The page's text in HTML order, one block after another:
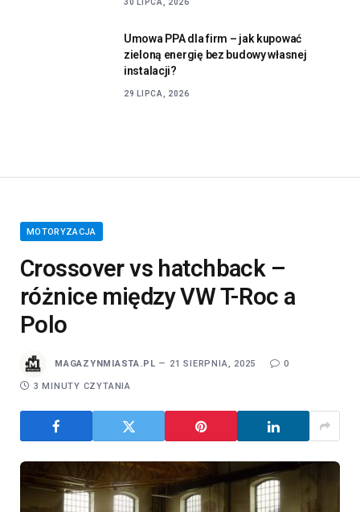
instalacji?
różnice między VW T-Roc a
Polo
MAGAZYNMIASTA.PL 21 SIERPNIA, 2025 0
3 MINUTY CZYTANIA